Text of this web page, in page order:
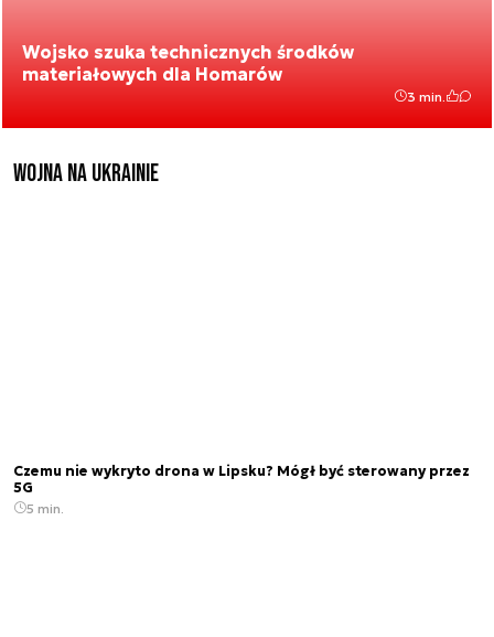
Wojsko szuka technicznych środków
materiałowych dla Homarów
3 min.
Wojna na Ukrainie
Czemu nie wykryto drona w Lipsku? Mógł być sterowany przez
5G
5 min.